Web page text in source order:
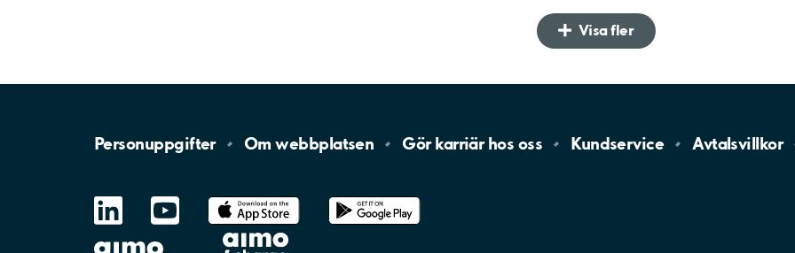
Visa fler
Personuppgifter Omwebbplatsen Gör karriär hos oss Kundservice Avtalsvillkor